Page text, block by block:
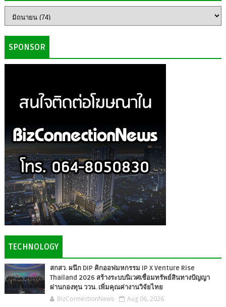
SPONSOR
TECHNOLOGY
สกสว. ผนึก DIP คิกออฟมหกรรม IP X Venture Rise
Thailand 2026 สร้างระบบนิเวศเชื่อมทรัพย์สินทางปัญญา
ผ่านกองทุน ววน. เพิ่มคุณค่างานวิจัยไทย
BizConnectionNews Aug 06, 2026